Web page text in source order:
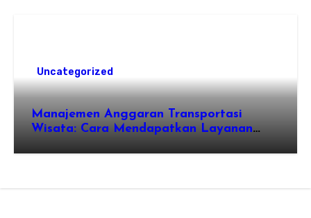
Uncategorized
Manajemen Anggaran Transportasi
Wisata: Cara Mendapatkan Layanan